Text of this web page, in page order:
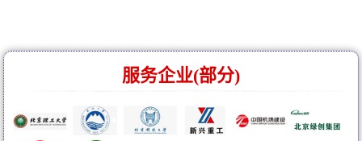
服务企业(部分)